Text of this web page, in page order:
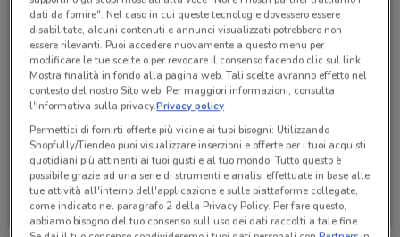
Ci dispiace, al momento non abbiamo pubblicato
volantini nella tua zona. Riprova più tardi.
dati da fornire". Nel caso in cui queste tecnologie dovessero essere
disabilitate, alcuni contenuti e annunci visualizzati potrebbero non
essere rilevanti. Puoi accedere nuovamente a questo menu per
modificare le tue scelte o per revocare il consenso facendo clic sul link
Mostra finalità in fondo alla pagina web. Tali scelte avranno effetto nel
contesto del nostro Sito web. Per maggiori informazioni, consulta
l'Informativa sulla privacy.Privacy policy
Permettici di fornirti offerte più vicine ai tuoi bisogni: Utilizzando
Shopfully/Tiendeo puoi visualizzare inserzioni e offerte per i tuoi acquisti
quotidiani più attinenti ai tuoi gusti e al tuo mondo. Tutto questo è
possibile grazie ad una serie di strumenti e analisi effettuate in base alle
tue attività all'interno dell'applicazione e sulle piattaforme collegate,
come indicato nel paragrafo 2 della Privacy Policy. Per fare questo,
abbiamo bisogno del tuo consenso sull'uso dei dati raccolti a tale fine.